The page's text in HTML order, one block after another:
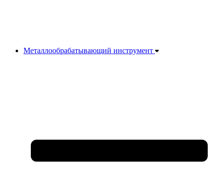
Металлообрабатывающий инструмент